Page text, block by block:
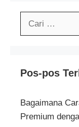
Pos-pos
Bagaimana
Premium